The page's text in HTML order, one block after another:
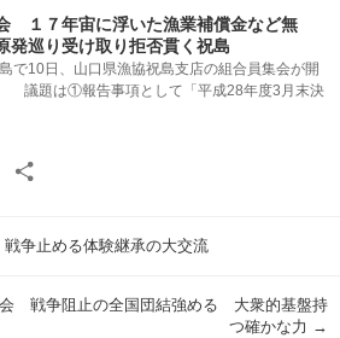
１７年宙に浮いた漁業補償金など無
巡り受け取り拒否貫く祝島
で10日、山口県漁協祝島支店の組合員集会が開
議題は①報告事項として「平成28年度3月末決
Email
争止める体験継承の大交流
会 戦争阻止の全国団結強める 大衆的基盤持
つ確かな力 →